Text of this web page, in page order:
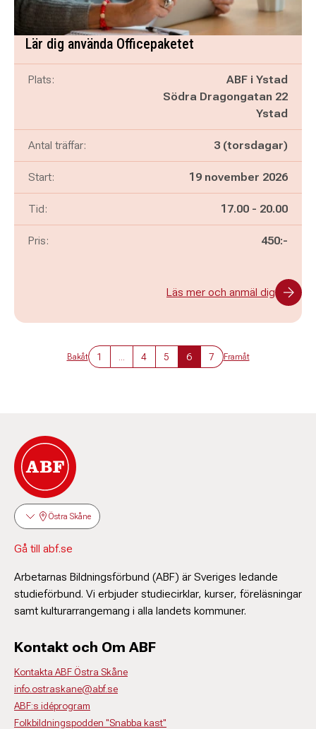
Lär dig använda Officepaketet
Plats:
ABF i Ystad
Södra Dragongatan 22
Ystad
Antal träffar: 3 (torsdagar)
Start: 19 november 2026
Tid: Pågår mellan
17.00 - och
20.00
Pris: 450:-
Läs mer och anmäl dig
Bakåt 1 4 5 6 7 Framåt
Östra Skåne
Gå till abf.se
Arbetarnas Bildningsförbund (ABF) är Sveriges ledande
studieförbund. Vi erbjuder studiecirklar, kurser, föreläsningar
samt kulturarrangemang i alla landets kommuner.
Kontakt och Om ABF
Kontakta ABF Östra Skåne
info.ostraskane@abf.se
ABF:s idéprogram
Folkbildningspodden "Snabba kast"